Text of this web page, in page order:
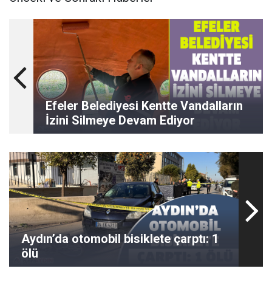
Efeler Belediyesi Kentte Vandalların
İzini Silmeye Devam Ediyor
Aydın’da otomobil bisiklete çarptı: 1
ölü